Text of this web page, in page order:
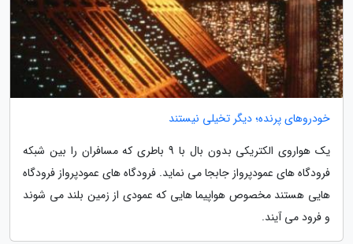
خودروهای پرنده؛ دیگر تخیلی نیستند
یک هواروی الکتریکی بدون بال با 9 باطری که مسافران را بین شبکه
فرودگاه های عمودپرواز جابجا می نماید. فرودگاه های عمودپرواز فرودگاه
هایی هستند مخصوص هواپیما هایی که عمودی از زمین بلند می شوند
و فرود می آیند.